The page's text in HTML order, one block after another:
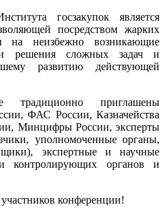
госзакупок является
посредством жарких
на неизбежно возникающие
решения сложных задач и
развитию действующей
приглашены
ФАС России, Казначейства
Минцифры России, эксперты
уполномоченные органы,
экспертные и научные
контролирующих органов и
конференции!